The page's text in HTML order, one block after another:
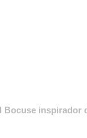
Bocuse inspirador